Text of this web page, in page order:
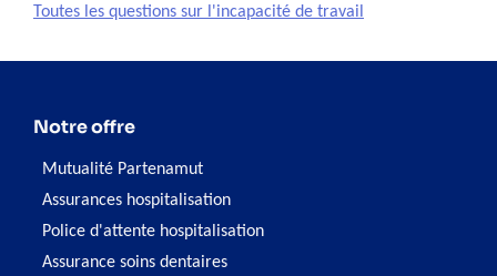
Toutes les questions sur l'incapacité de travail
Notre offre
Mutualité Partenamut
Assurances hospitalisation
Police d'attente hospitalisation
Assurance soins dentaires